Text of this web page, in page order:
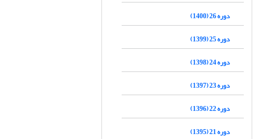
دوره 26 (1400)
دوره 25 (1399)
دوره 24 (1398)
دوره 23 (1397)
دوره 22 (1396)
دوره 21 (1395)